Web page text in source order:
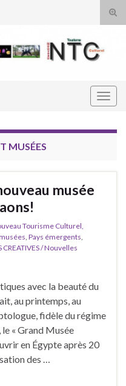
MUSÉES
musée
Tourisme Culturel,
, Pays émergents,
CREATIVES / Nouvelles
avec la beauté du
au printemps, au
fidèle du régime
« Grand Musée
en Égypte après 20
des …